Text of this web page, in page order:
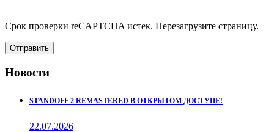
Срок проверки reCAPTCHA истек. Перезагрузите страницу.
Отправить
Новости
STANDOFF 2 REMASTERED В ОТКРЫТОМ ДОСТУПЕ!
22.07.2026